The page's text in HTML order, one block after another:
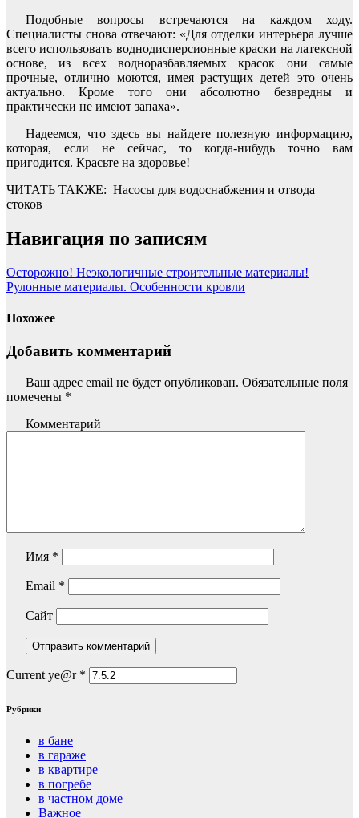
Подобные вопросы встречаются на каждом ходу.
Специалисты снова отвечают: «Для отделки интерьера лучше
всего использовать воднодисперсионные краски на латексной
основе, из всех водноразбавляемых красок они самые
прочные, отлично моются, имея растущих детей это очень
актуально. Кроме того они абсолютно безвредны и
практически не имеют запаха».
Надеемся, что здесь вы найдете полезную информацию,
которая, если не сейчас, то когда-нибудь точно вам
пригодится. Красьте на здоровье!
ЧИТАТЬ ТАКЖЕ: Насосы для водоснабжения и отвода
стоков
Навигация по записям
Осторожно! Неэкологичные строительные материалы!
Рулонные материалы. Особенности кровли
Похожее
Добавить комментарий
Ваш адрес email не будет опубликован. Обязательные поля
помечены *
Комментарий
Имя *
Email *
Сайт
Current ye@r *
Рубрики
в бане
в гараже
в квартире
в погребе
в частном доме
Важное